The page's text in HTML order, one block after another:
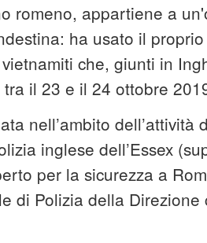
romeno, appartiene a
ha usato il
che, giunti in
il 23 e il 24 ottobre
nell’ambito
inglese dell’Essex
per la sicurezza a
di Polizia della